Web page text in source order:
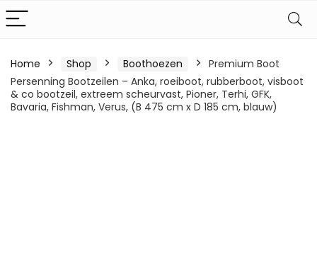
Home Shop Boothoezen
Premium Boot
Persenning Bootzeilen – Anka, roeiboot, rubberboot, visboot
& co bootzeil, extreem scheurvast, Pioner, Terhi, GFK,
Bavaria, Fishman, Verus, (B 475 cm x D 185 cm, blauw)